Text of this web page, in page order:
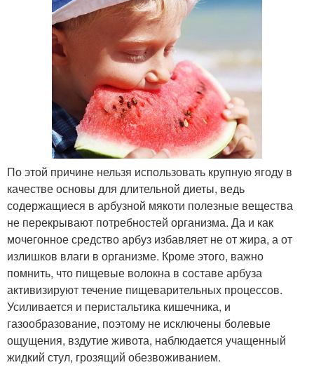
По этой причине нельзя использовать крупную ягоду в
качестве основы для длительной диеты, ведь
содержащиеся в арбузной мякоти полезные вещества
не перекрывают потребностей организма. Да и как
мочегонное средство арбуз избавляет не от жира, а от
излишков влаги в организме. Кроме этого, важно
помнить, что пищевые волокна в составе арбуза
активизируют течение пищеварительных процессов.
Усиливается и перистальтика кишечника, и
газообразование, поэтому не исключены болевые
ощущения, вздутие живота, наблюдается учащенный
жидкий стул, грозящий обезвоживанием.